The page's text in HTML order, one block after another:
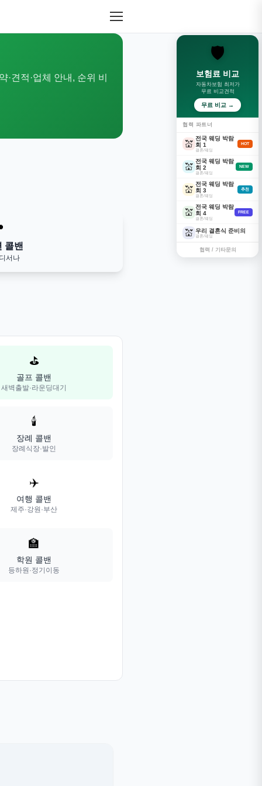
견적·업체 안내, 순위 비
콜밴
서나
⛳
골프 콜밴
새벽출발·라운딩대기
🕯️
장례 콜밴
장례식장·발인
✈️
여행 콜밴
제주·강원·부산
🏫
학원 콜밴
등하원·정기이동
🛡️
보험료 비교
자동차보험 최저가
무료 비교견적
무료 비교 →
협력 파트너
💒
전국 웨딩 박람
회 1
결혼/웨딩
HOT
💒
전국 웨딩 박람
회 2
결혼/웨딩
NEW
💒
전국 웨딩 박람
회 3
결혼/웨딩
추천
💒
전국 웨딩 박람
회 4
결혼/웨딩
FREE
💒 우리 결혼식 준비의
결혼/웨딩
협력 / 기타문의